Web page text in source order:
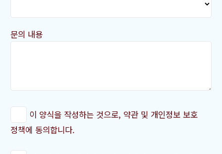
문의 내용
이 양식을 작성하는 것으로, 약관 및 개인정보 보호
정책에 동의합니다.